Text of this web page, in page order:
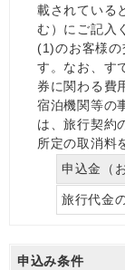
載されている
む）にご記入
(1)のお客様
す。なお、す
券に関わる費
宿泊機関等の
は、旅行契約
所定の取消料
申込金（
旅行代金
申込み条件